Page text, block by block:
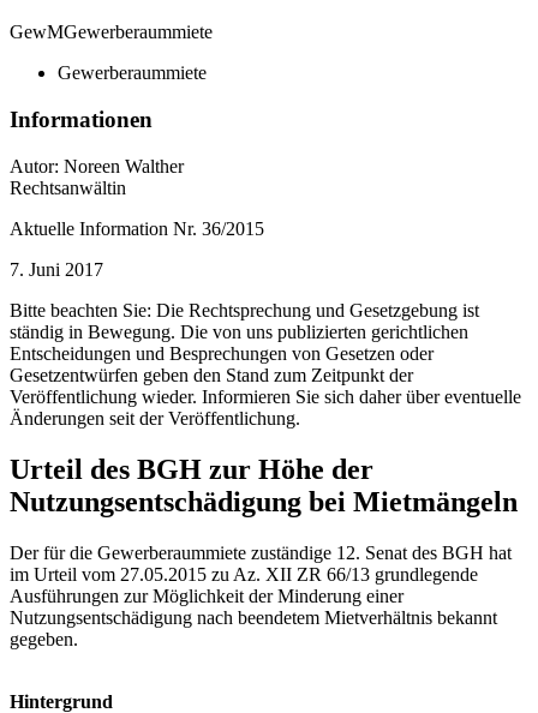
GewMGewerberaummiete
Gewerberaummiete
Informationen
Autor: Noreen Walther
Rechtsanwältin
Aktuelle Information Nr. 36/2015
7. Juni 2017
Bitte beachten Sie: Die Rechtsprechung und Gesetzgebung ist
ständig in Bewegung. Die von uns publizierten gerichtlichen
Entscheidungen und Besprechungen von Gesetzen oder
Gesetzentwürfen geben den Stand zum Zeitpunkt der
Veröffentlichung wieder. Informieren Sie sich daher über eventuelle
Änderungen seit der Veröffentlichung.
Urteil des BGH zur Höhe der
Nutzungsentschädigung bei Mietmängeln
Der für die Gewerberaummiete zuständige 12. Senat des BGH hat
im Urteil vom 27.05.2015 zu Az. XII ZR 66/13 grundlegende
Ausführungen zur Möglichkeit der Minderung einer
Nutzungsentschädigung nach beendetem Mietverhältnis bekannt
gegeben.
Hintergrund